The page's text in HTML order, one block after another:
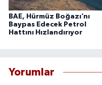
BAE, Hürmüz Boğazı’nı
Baypas Edecek Petrol
Hattını Hızlandırıyor
Yorumlar